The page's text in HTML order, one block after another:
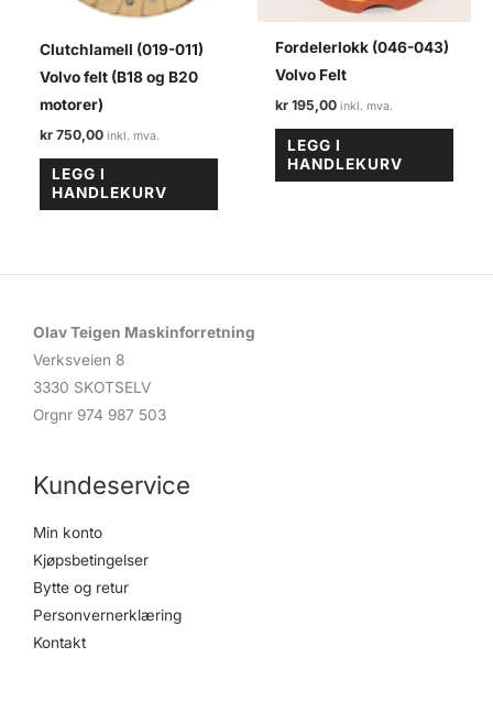
Clutchlamell (019-011)
Volvo felt (B18 og B20
motorer)
kr 750,00
LEGG I
HANDLEKURV
Fordelerlokk (046-043)
Volvo Felt
kr 195,00
LEGG I
HANDLEKURV
Olav Teigen Maskinforretning
Verksveien 8
3330 SKOTSELV
Orgnr 974 987 503
Kundeservice
Min konto
Kjøpsbetingelser
Bytte og retur
Personvernerklæring
Kontakt